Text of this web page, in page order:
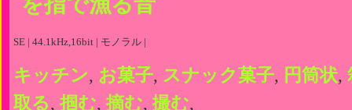
SE | 44.1kHz,16bit | モノラル |
キッチン, お菓子, スナック菓子, 円筒状,
取る, 掴む, 摘む, 撮む,